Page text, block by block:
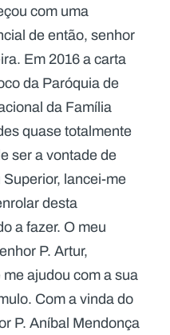
com uma
de então, senhor
Em 2016 a carta
da Paróquia de
da Família
quase totalmente
ser a vontade de
lancei-me
desta
a fazer. O meu
P. Artur,
ajudou com a sua
Com a vinda do
P. Aníbal Mendonça